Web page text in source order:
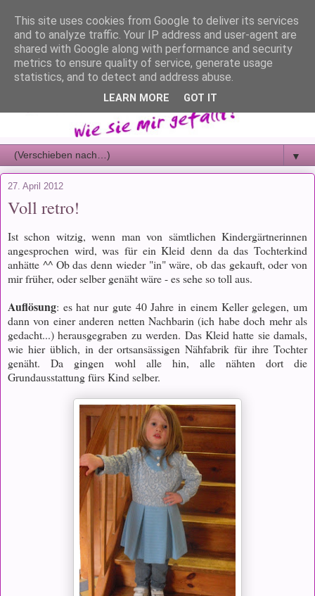
▼
27. April 2012
Voll retro!
Ist schon witzig, wenn man von sämtlichen Kindergärtnerinnen
angesprochen wird, was für ein Kleid denn da das Tochterkind
anhätte ^^ Ob das denn wieder "in" wäre, ob das gekauft, oder von
mir früher, oder selber genäht wäre - es sehe so toll aus.
Auflösung: es hat nur gute 40 Jahre in einem Keller gelegen, um
dann von einer anderen netten Nachbarin (ich habe doch mehr als
gedacht...) herausgegraben zu werden. Das Kleid hatte sie damals,
wie hier üblich, in der ortsansässigen Nähfabrik für ihre Tochter
genäht. Da gingen wohl alle hin, alle nähten dort die
Grundausstattung fürs Kind selber.
This site uses cookies from Google to deliver its services
and to analyze traffic. Your IP address and user-agent are
shared with Google along with performance and security
metrics to ensure quality of service, generate usage
statistics, and to detect and address abuse.
LEARN MORE GOT IT